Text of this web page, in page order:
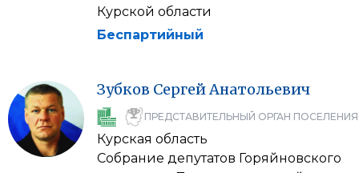
Курской области
Беспартийный
Зубков СергейАнатольевич
ПРЕДСТАВИТЕЛЬНЫЙ ОРГАН ПОСЕЛЕНИЯ
Курская область
Собрание депутатов Горяйновского